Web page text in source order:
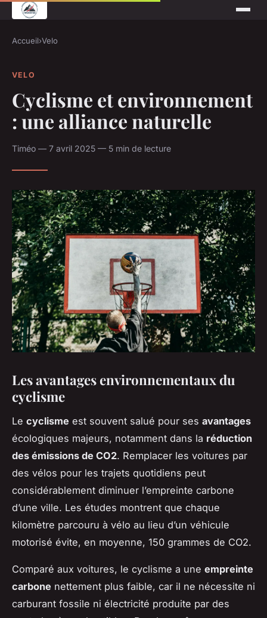
Accueil›Velo
VELO
Cyclisme et environnement
: une alliance naturelle
Timéo — 7 avril 2025 — 5 min de lecture
Les avantages environnementaux du
cyclisme
Le cyclisme est souvent salué pour ses avantages
écologiques majeurs, notamment dans la réduction
des émissions de CO2. Remplacer les voitures par
des vélos pour les trajets quotidiens peut
considérablement diminuer l’empreinte carbone
d’une ville. Les études montrent que chaque
kilomètre parcouru à vélo au lieu d’un véhicule
motorisé évite, en moyenne, 150 grammes de CO2.
Comparé aux voitures, le cyclisme a une empreinte
carbone nettement plus faible, car il ne nécessite ni
carburant fossile ni électricité produite par des